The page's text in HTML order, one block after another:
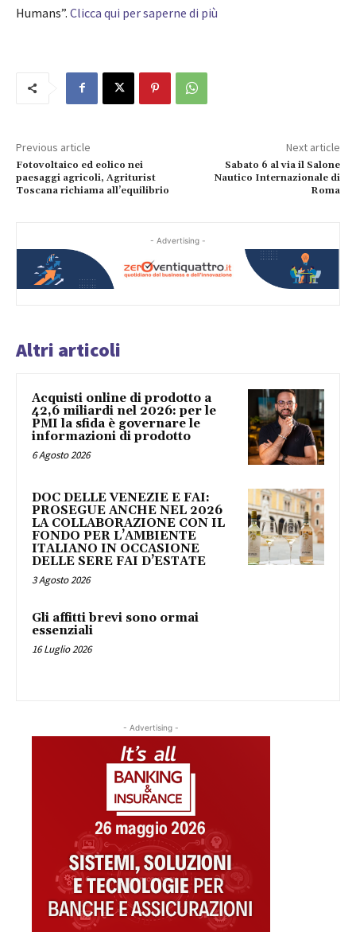
Humans”. Clicca qui per saperne di più
Previous article
Fotovoltaico ed eolico nei
paesaggi agricoli, Agriturist
Toscana richiama all’equilibrio
Next article
Sabato 6 al via il Salone
Nautico Internazionale di
Roma
- Advertising -
Altri articoli
Acquisti online di prodotto a
42,6 miliardi nel 2026: per le
PMI la sfida è governare le
informazioni di prodotto
6 Agosto 2026
DOC DELLE VENEZIE E FAI:
PROSEGUE ANCHE NEL 2026
LA COLLABORAZIONE CON IL
FONDO PER L’AMBIENTE
ITALIANO IN OCCASIONE
DELLE SERE FAI D’ESTATE
3 Agosto 2026
Gli affitti brevi sono ormai
essenziali
16 Luglio 2026
- Advertising -